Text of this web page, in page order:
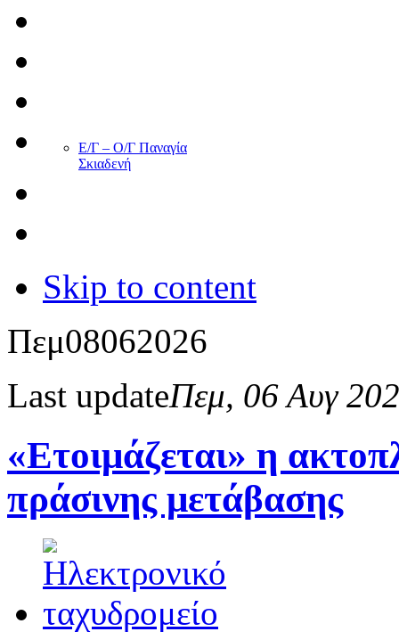
Ε/Γ – Ο/Γ Παναγία
Σκιαδενή
Skip to content
Πεμ08062026
Last updateΠεμ, 06 Αυγ
«Ετοιμάζεται» η
πράσινης μετάβασης